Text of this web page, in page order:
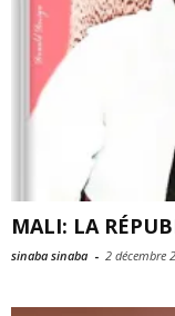
MALI: LA
sinaba sinaba - 2 décembre